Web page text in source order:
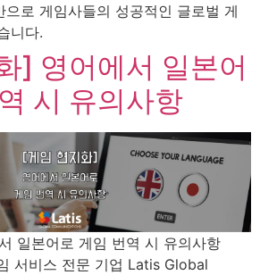
으로 게임사들의 성공적인 글로벌 게
니다.
] 영어에서 일본어
시 유의사항
일본어로 게임 번역 시 유의사항
서비스 전문 기업 Latis Global